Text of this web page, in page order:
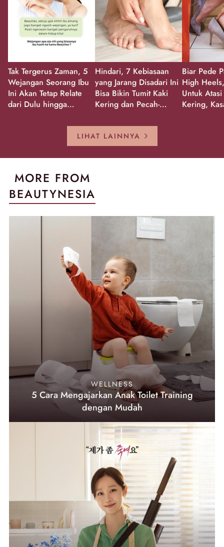
Tak Tergerus Zaman, 5
Wejangan Seorang Ibu
Ini Akan Tetap Relate
dari Dulu hingga
Hindari, 7 Kebiasaan
yang Jarang Disadari Ini
Bisa Bikin Tumit Kaki
Kering dan Pecah-
Biar Pede
High
Untuk
Kering,
LIHAT LAINNYA
MORE FROM
BEAUTYNESIA
WELLNESS
5 Cara Mengajarkan Anak Toilet Training
dengan Mudah